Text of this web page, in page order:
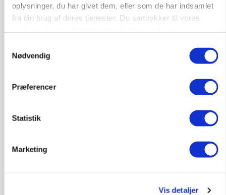
oplysninger, du har givet dem, eller som de har indsamlet
fra din brug af deres tjenester. Du samtykker til vores
Nødvendig
Præferencer
Statistik
Marketing
Vis detaljer
KVÆG